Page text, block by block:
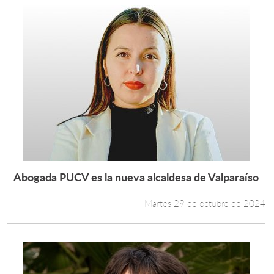
Leer más +
Abogada PUCV es la nueva alcaldesa de Valparaíso
Martes 29 de octubre de 2024